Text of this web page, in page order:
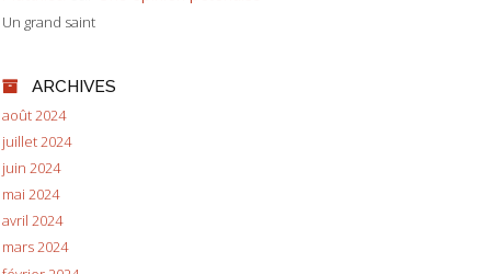
Un grand saint
ARCHIVES
août 2024
juillet 2024
juin 2024
mai 2024
avril 2024
mars 2024